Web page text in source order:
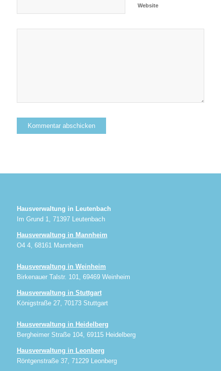
Website
Hausverwaltung in Leutenbach
Im Grund 1, 71397 Leutenbach
Hausverwaltung in Mannheim
O4 4, 68161 Mannheim
Hausverwaltung in Weinheim
Birkenauer Talstr. 101, 69469 Weinheim
Hausverwaltung in Stuttgart
Königstraße 27, 70173 Stuttgart
Hausverwaltung in Heidelberg
Bergheimer Straße 104, 69115 Heidelberg
Hausverwaltung in Leonberg
Röntgenstraße 37, 71229 Leonberg